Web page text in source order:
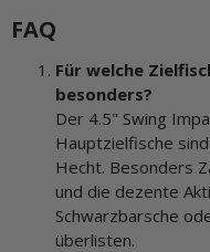
FAQ
Für welche
besonders?
Der 4.5" Swing
Hauptzielfische
Hecht. Besonders
und die dezente
Schwarzbarsche
überlisten.